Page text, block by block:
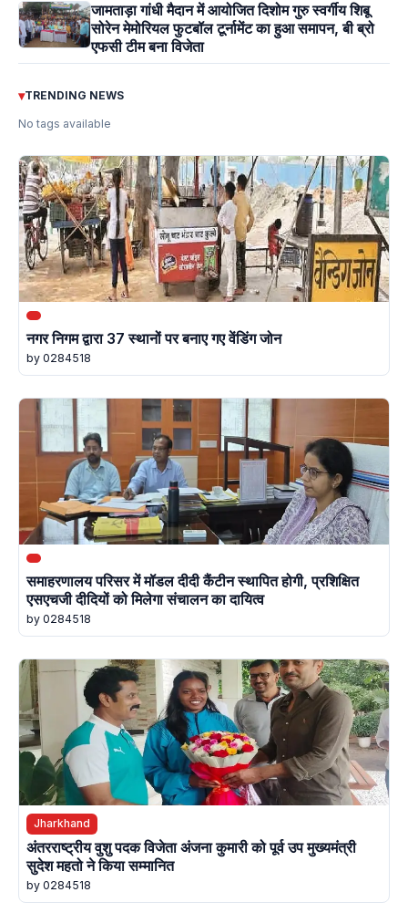
जामताड़ा गांधी मैदान में आयोजित दिशोम गुरु स्वर्गीय शिबू
सोरेन मेमोरियल फुटबॉल टूर्नामेंट का हुआ समापन, बी ब्रो
एफसी टीम बना विजेता
▾TRENDING NEWS
No tags available
नगर निगम द्वारा 37 स्थानों पर बनाए गए वेंडिंग जोन
by 0284518
समाहरणालय परिसर में मॉडल दीदी कैंटीन स्थापित होगी, प्रशिक्षित
एसएचजी दीदियों को मिलेगा संचालन का दायित्व
by 0284518
Jharkhand
अंतरराष्ट्रीय वुशु पदक विजेता अंजना कुमारी को पूर्व उप मुख्यमंत्री
सुदेश महतो ने किया सम्मानित
by 0284518